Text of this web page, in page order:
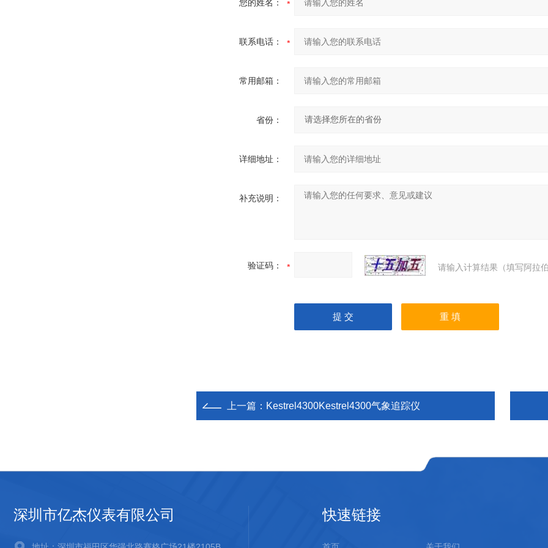
您的姓名：
联系电话：
常用邮箱：
省份：
详细地址：
补充说明：
验证码： 请输入计算结果（填写阿拉
上一篇： Kestrel4300Kestrel4300气象追踪仪
深圳市亿杰仪表有限公司 快速链接